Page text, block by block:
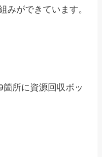
みができています。
所に資源回収ボッ